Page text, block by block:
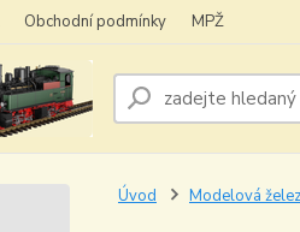
Obchodní podmínky MPŽ
Úvod Modelová